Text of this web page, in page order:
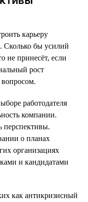
карьеру
Сколько бы усилий
не принесёт, если
рост
работодателя
компании.
перспективы.
о планах
организациях
и кандидатами
как антикризисный